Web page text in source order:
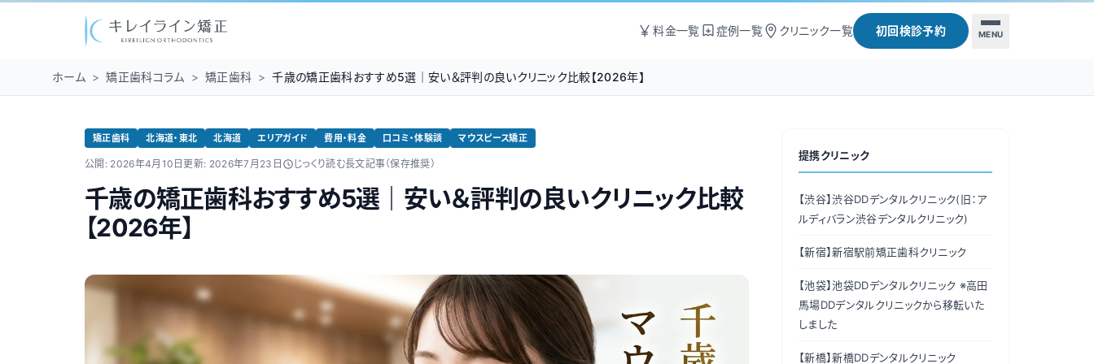
料金一覧 症例一覧 クリニック一覧 初回検診予約 MENU
ホーム > 矯正歯科コラム > 矯正歯科 > 千歳の矯正歯科おすすめ5選｜安い＆評判の良いクリニック比較【2026年】
矯正歯科 北海道・東北 北海道 エリアガイド 費用・料金 口コミ・体験談 マウスピース矯正
公開: 2026年4月10日更新: 2026年7月23日 じっくり読む長文記事（保存推奨）
千歳の矯正歯科おすすめ5選｜安い＆評判の良いクリニック比較
【2026年】
提携クリニック
【渋谷】渋谷DDデンタルクリニック(旧：ア
ルディバラン渋谷デンタルクリニック)
【新宿】新宿駅前矯正歯科クリニック
【池袋】池袋DDデンタルクリニック ※高田
馬場DDデンタルクリニックから移転いた
しました
【新橋】新橋DDデンタルクリニック